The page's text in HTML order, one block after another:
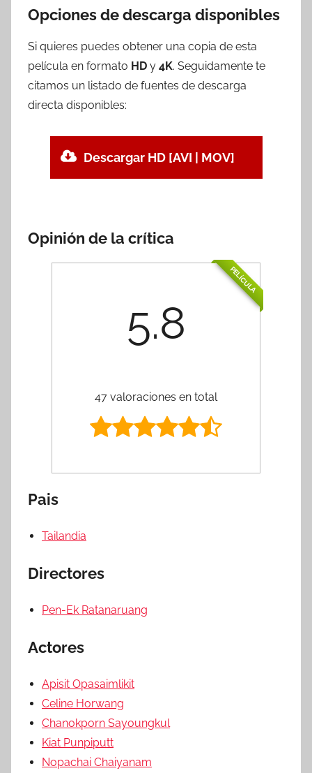
Opciones de descarga disponibles
Si quieres puedes obtener una copia de esta
película en formato HD y 4K. Seguidamente te
citamos un listado de fuentes de descarga
directa disponibles:
Descargar HD [AVI | MOV]
Opinión de la crítica
PELÍCULA
5.8
47 valoraciones en total
Pais
Tailandia
Directores
Pen-Ek Ratanaruang
Actores
Apisit Opasaimlikit
Celine Horwang
Chanokporn Sayoungkul
Kiat Punpiputt
Nopachai Chaiyanam